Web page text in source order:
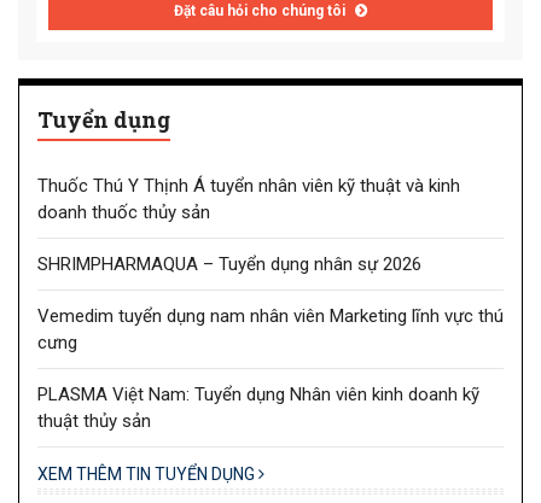
Đặt câu hỏi cho chúng tôi
Tuyển dụng
Thuốc Thú Y Thịnh Á tuyển nhân viên kỹ thuật và kinh
doanh thuốc thủy sản
SHRIMPHARMAQUA – Tuyển dụng nhân sự 2026
Vemedim tuyển dụng nam nhân viên Marketing lĩnh vực thú
cưng
PLASMA Việt Nam: Tuyển dụng Nhân viên kinh doanh kỹ
thuật thủy sản
XEM THÊM TIN TUYỂN DỤNG